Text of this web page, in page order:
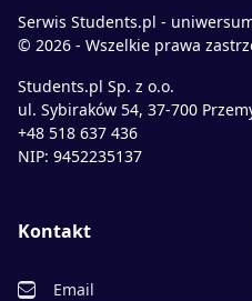
Serwis Students.pl -
© 2026 - Wszelkie prawa
Students.pl Sp. z o.o.
ul. Sybiraków 54, 37-700
+48 518 637 436
NIP: 9452235137
Kontakt
Email